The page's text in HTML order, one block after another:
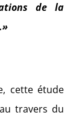
de la
cette étude
travers du